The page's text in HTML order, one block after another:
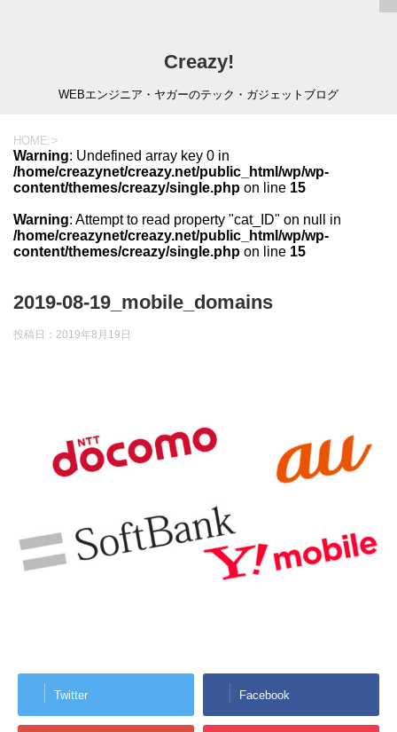
Creazy!
WEBエンジニア・ヤガーのテック・ガジェットブログ
HOME >
Warning: Undefined array key 0 in
/home/creazynet/creazy.net/public_html/wp/wp-
content/themes/creazy/single.php on line 15
Warning: Attempt to read property "cat_ID" on null in
/home/creazynet/creazy.net/public_html/wp/wp-
content/themes/creazy/single.php on line 15
2019-08-19_mobile_domains
投稿日： 2019年8月19日
Twitter Facebook